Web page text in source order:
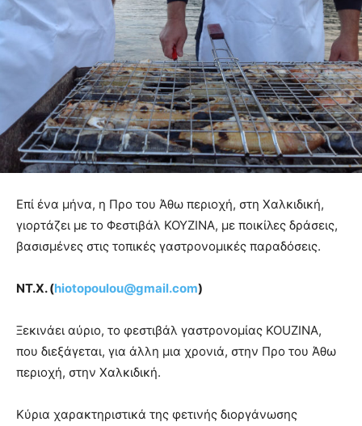
Επί ένα μήνα, η Προ του Άθω περιοχή, στη Χαλκιδική,
γιορτάζει με το Φεστιβάλ KOYZINA, με ποικίλες δράσεις,
βασισμένες στις τοπικές γαστρονομικές παραδόσεις.
ΝΤ.Χ. (hiotopoulou@gmail.com)
Ξεκινάει αύριο, το φεστιβάλ γαστρονομίας KOUZINA,
που διεξάγεται, για άλλη μια χρονιά, στην Προ του Άθω
περιοχή, στην Χαλκιδική.
Κύρια χαρακτηριστικά της φετινής διοργάνωσης